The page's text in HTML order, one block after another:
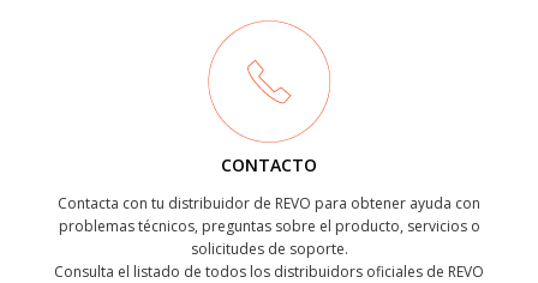
CONTACTO
Contacta con tu distribuidor de REVO para obtener ayuda con
problemas técnicos, preguntas sobre el producto, servicios o
solicitudes de soporte.
Consulta el listado de todos los distribuidors oficiales de REVO